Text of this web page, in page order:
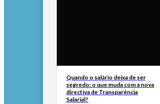
Quando o salário deixa de ser
segredo: o que muda com a nova
directiva de Transparência
Salarial?